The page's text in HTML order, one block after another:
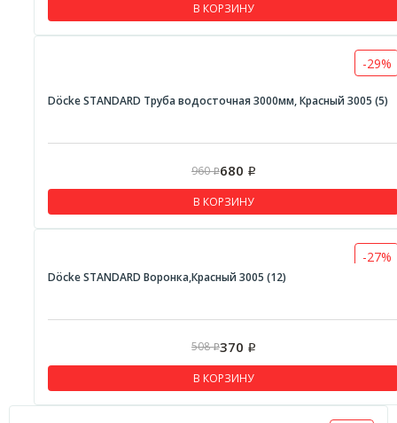
В КОРЗИНУ
-29%
Döcke STANDARD Труба водосточная 3000мм, Красный 3005 (5)
960Р680 Р
В КОРЗИНУ
-27%
Döcke STANDARD Воронка,Красный 3005 (12)
508Р370 Р
В КОРЗИНУ